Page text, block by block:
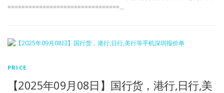
================================…
PRICE
【2025年09月08日】国行货，港行,日行,美